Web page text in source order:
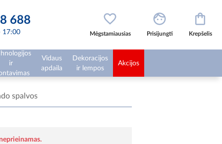
688
17:00 Mėgstamiausias Prisijungti Krepšelis
ir
Vidaus
apdaila
Dekoracijos
ir lempos
Akcijos
spalvos